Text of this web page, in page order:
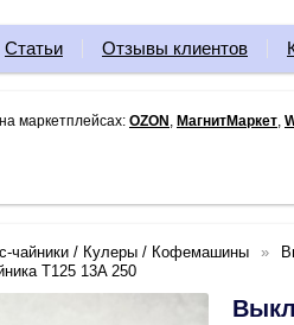
Статьи Отзывы клиентов
маркетплейсах: OZON МагнитМаркет
чайники / Кулеры / Кофемашины
T125 13A 250